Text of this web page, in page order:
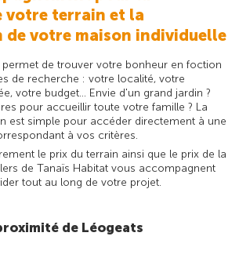
votre terrain et la
votre maison individuelle
permet de trouver votre bonheur en foction
de recherche : votre localité, votre
votre budget... Envie d'un grand jardin ?
pour accueillir toute votre famille ? La
est simple pour accéder directement à une
à vos critères.
le prix du terrain ainsi que le prix de la
de Tanaïs Habitat vous accompagnent
tout au long de votre projet.
de Léogeats